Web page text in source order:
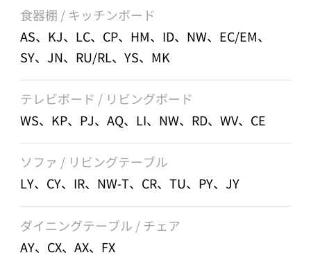
食器棚 / キッチンボード
AS、KJ、LC、CP、HM、ID、NW、EC/EM、
SY、JN、RU/RL、YS、MK
テレビボード / リビングボード
WS、KP、PJ、AQ、LI、NW、RD、WV、CE
ソファ / リビングテーブル
LY、CY、IR、NW-T、CR、TU、PY、JY
ダイニングテーブル / チェア
AY、CX、AX、FX